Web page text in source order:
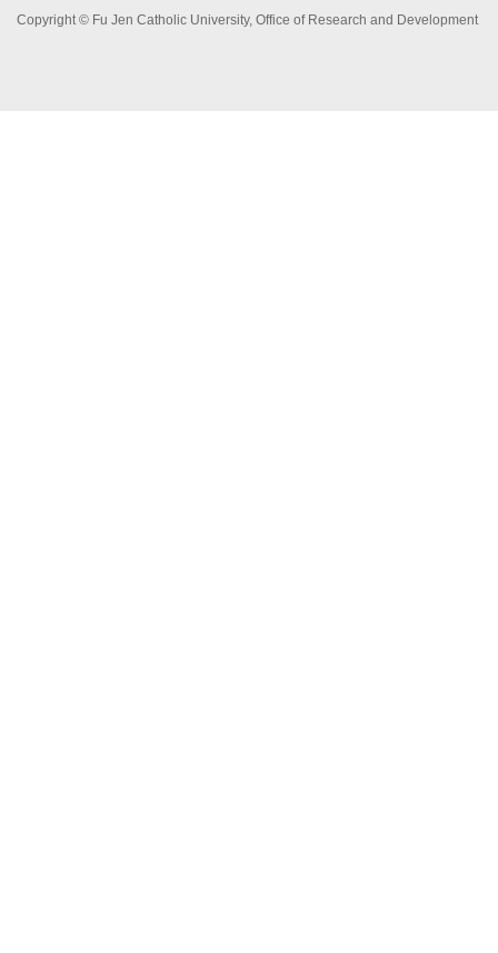
Copyright © Fu Jen Catholic University, Office of Research and Development